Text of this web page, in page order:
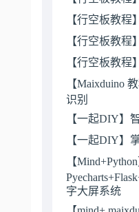
【行空板教程
【行空板教程
【行空板教程
【Maixduino
识别
【一起DIY】
【一起DIY】
【
字大屏系统